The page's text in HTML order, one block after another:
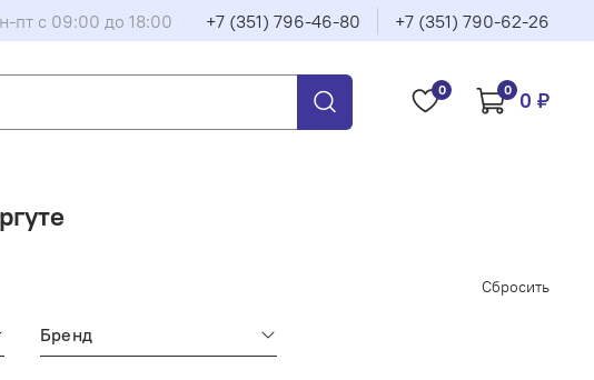
пт с 09:00 до 18:00 +7 (351) 796-46-80 +7 (351) 790-62-26
0 0 0 ₽
Сбросить
Бренд